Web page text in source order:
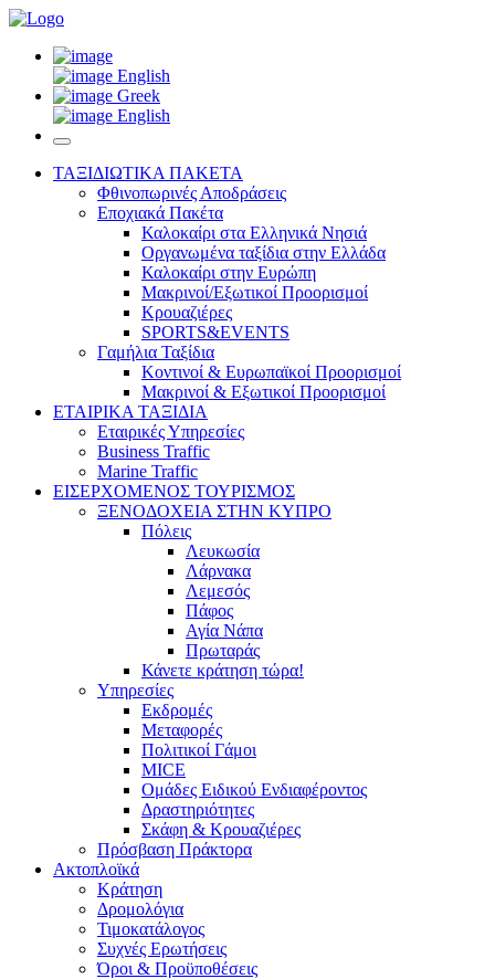
English
Greek
English
ΤΑΞΙΔΙΩΤΙΚΑ ΠΑΚΕΤΑ
Φθινοπωρινές Αποδράσεις
Εποχιακά Πακέτα
Καλοκαίρι στα Ελληνικά Νησιά
Οργανωμένα ταξίδια στην Ελλάδα
Καλοκαίρι στην Ευρώπη
Μακρινοί/Εξωτικοί Προορισμοί
Κρουαζιέρες
SPORTS&EVENTS
Γαμήλια Ταξίδια
Κοντινοί & Ευρωπαϊκοί Προορισμοί
Μακρινοί & Εξωτικοί Προορισμοί
ΕΤΑΙΡΙΚΑ ΤΑΞΙΔΙΑ
Εταιρικές Υπηρεσίες
Business Traffic
Marine Traffic
ΕΙΣΕΡΧΟΜΕΝΟΣ ΤΟΥΡΙΣΜΟΣ
ΞΕΝΟΔΟΧΕΙΑ ΣΤΗΝ ΚΥΠΡΟ
Πόλεις
Λευκωσία
Λάρνακα
Λεμεσός
Πάφος
Αγία Νάπα
Πρωταράς
Κάνετε κράτηση τώρα!
Υπηρεσίες
Εκδρομές
Μεταφορές
Πολιτικοί Γάμοι
MICE
Ομάδες Ειδικού Ενδιαφέροντος
Δραστηριότητες
Σκάφη & Kρουαζιέρες
Πρόσβαση Πράκτορα
Ακτοπλοϊκά
Κράτηση
Δρομολόγια
Τιμοκατάλογος
Συχνές Ερωτήσεις
Όροι & Προϋποθέσεις